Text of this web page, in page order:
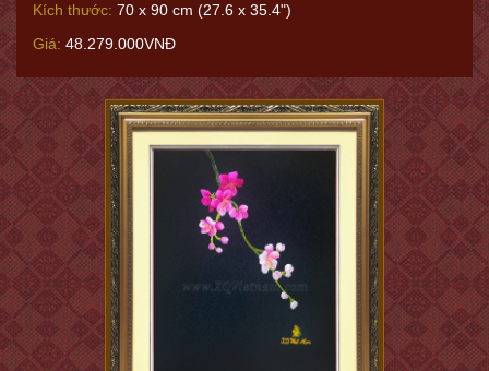
Kích thước: 70 x 90 cm (27.6 x 35.4")
Giá: 48.279.000VNĐ